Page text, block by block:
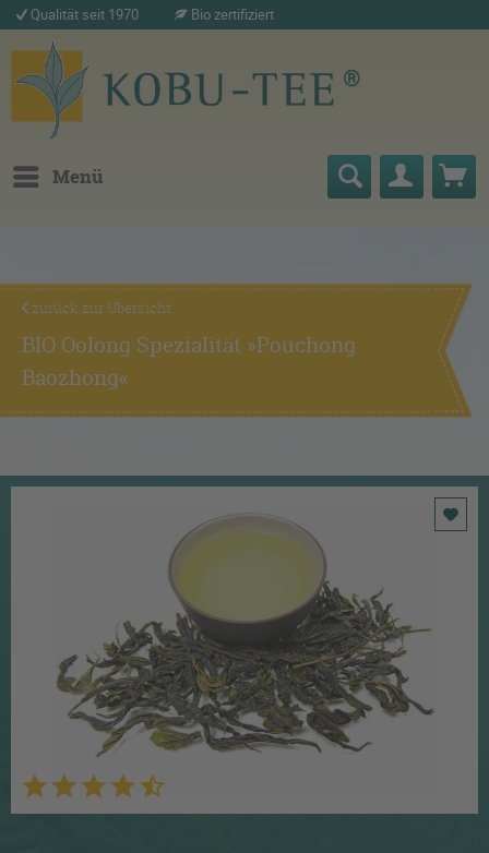
Qualität seit 1970 Bio zertifiziert
Menü
zurück zur Übersicht
BIO Oolong Spezialität »Pouchong
Baozhong«